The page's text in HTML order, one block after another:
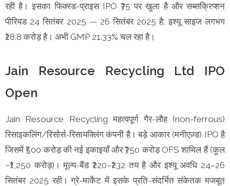
रही है। इसका फिक्स्ड-प्राइस IPO ₹75 पर खुला है और सब्सक्रिप्शन
पीरियड 24 सितंबर 2025 — 26 सितंबर 2025 है; इश्यू साइज लगभग
₹28.8 करोड़ है। अभी GMP 21.33% चल रहा है।
Jain Resource Recycling Ltd IPO
Open
Jain Resource Recycling महत्वपूर्ण गैर-लौह (non-ferrous)
रिसाइकलिंग/रिसोर्स-रिसायक्लिंग कंपनी है। बड़े आकार (मनीएज़्ड) IPO है
जिसमें ₹500 करोड़ की नई इकाइयाँ और ₹750 करोड़ OFS शामिल हैं (कुल
~₹1,250 करोड़)। मूल्य-बैंड ₹220–₹232 तय है और इश्यू अवधि 24–26
सितंबर 2025 रही। ग्रे-मार्केट में इसके प्रति-संदर्भित संकेतक मजबूत